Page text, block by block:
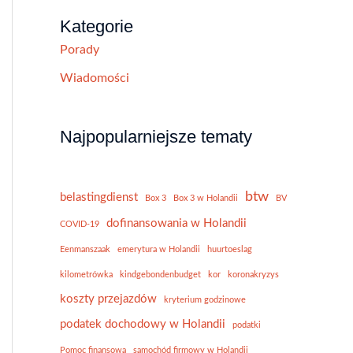
Kategorie
Porady
Wiadomości
Najpopularniejsze tematy
belastingdienst Box 3 Box 3 w Holandii btw BV
COVID-19 dofinansowania w Holandii
Eenmanszaak emerytura w Holandii huurtoeslag
kilometrówka kindgebondenbudget kor koronakryzys
koszty przejazdów kryterium godzinowe
podatek dochodowy w Holandii podatki
Pomoc finansowa samochód firmowy w Holandii